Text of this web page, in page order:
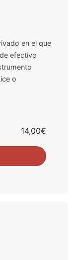
en el que
efectivo
o
14,00€